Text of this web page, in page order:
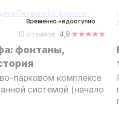
Временно недоступно
2,5 часа
пешком
4,9
10 отзывов
фонтаны,
парковом комплексе
системой (начало